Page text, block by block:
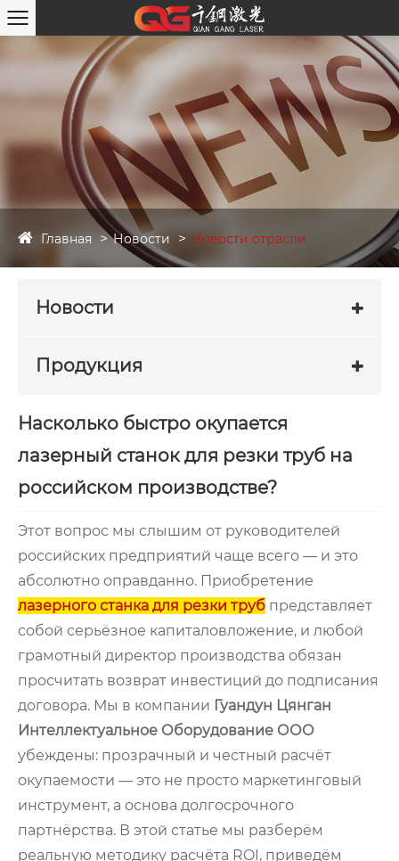
Главная Новости Новости отрасли
Новости
Продукция
Насколько быстро окупается
лазерный станок для резки труб на
российском производстве?
Этот вопрос мы слышим от руководителей
российских предприятий чаще всего — и это
абсолютно оправданно. Приобретение
лазерного станка для резки труб представляет
собой серьёзное капиталовложение, и любой
грамотный директор производства обязан
просчитать возврат инвестиций до подписания
договора. Мы в компании Гуандун Цянган
Интеллектуальное Оборудование ООО
убеждены: прозрачный и честный расчёт
окупаемости — это не просто маркетинговый
инструмент, а основа долгосрочного
партнёрства. В этой статье мы разберём
реальную методику расчёта ROI, приведём